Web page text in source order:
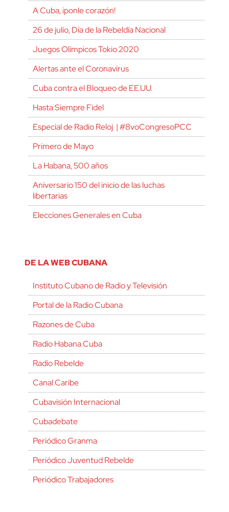
A Cuba, ¡ponle corazón!
26 de julio, Día de la Rebeldía Nacional
Juegos Olímpicos Tokio 2020
Alertas ante el Coronavirus
Cuba contra el Bloqueo de EE.UU.
Hasta Siempre Fidel
Especial de Radio Reloj | #8voCongresoPCC
Primero de Mayo
La Habana, 500 años
Aniversario 150 del inicio de las luchas
libertarias
Elecciones Generales en Cuba
DE LA WEB CUBANA
Instituto Cubano de Radio y Televisión
Portal de la Radio Cubana
Razones de Cuba
Radio Habana Cuba
Radio Rebelde
Canal Caribe
Cubavisión Internacional
Cubadebate
Periódico Granma
Periódico Juventud Rebelde
Periódico Trabajadores